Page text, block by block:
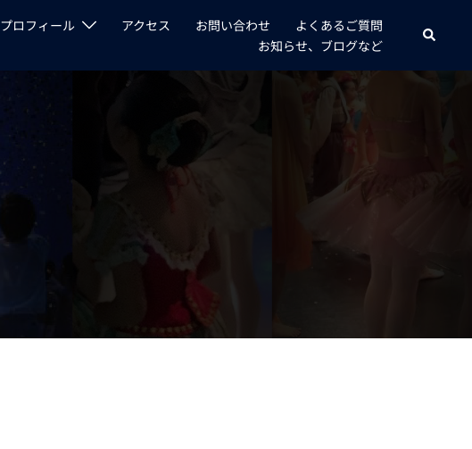
プロフィール アクセス お問い合わせ
よくあるご質問
お知らせ、ブログなど
検
索